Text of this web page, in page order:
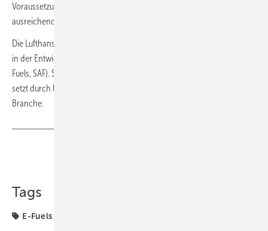
Voraussetzungen für eine kontinuierliche Produktion und
ausreichende Kapazitäten geschaffen werden.
Die Lufthansa Group, zu der SWISS gehört, engagiert sich seit Jahren
in der Entwicklung nachhaltiger Flugtreibstoffe (Sustainable Aviation
Fuels, SAF). Sie beteiligt sich an Forschungs- und Pilotprojekten und
setzt durch langfristige Abnahmeverträge Marktanreize für die
Branche.
Tags
E-Fuels